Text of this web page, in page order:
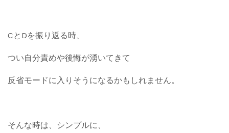
CとDを振り返る時、
つい自分責めや後悔が湧いてきて
反省モードに入りそうになるかもしれません。
そんな時は、シンプルに、